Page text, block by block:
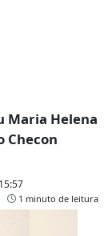
Maria Helena
Checon
1 minuto de leitura